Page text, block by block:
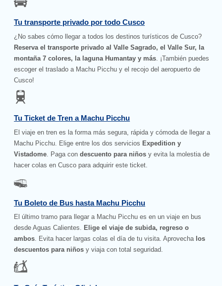
Tu transporte privado por todo Cusco
¿No sabes cómo llegar a todos los destinos turísticos de Cusco?
Reserva el transporte privado al Valle Sagrado, el Valle Sur, la
montaña 7 colores, la laguna Humantay y más . ¡También puedes
escoger el traslado a Machu Picchu y el recojo del aeropuerto de
Cusco!
Tu Ticket de Tren a Machu Picchu
El viaje en tren es la forma más segura, rápida y cómoda de llegar a
Machu Picchu. Elige entre los dos servicios Expedition y
Vistadome . Paga condescuento para niños y evita la molestia de
hacer colas en Cusco para adquirir este ticket.
Tu Boleto de Bus hasta Machu Picchu
El último tramo para llegar a Machu Picchu es en un viaje en bus
desde Aguas Calientes. Elige el viaje de subida, regreso o
ambos. Evita hacer largas colas el día de tu visita. Aprovecha los
descuentos para niños y viaja con total seguridad.